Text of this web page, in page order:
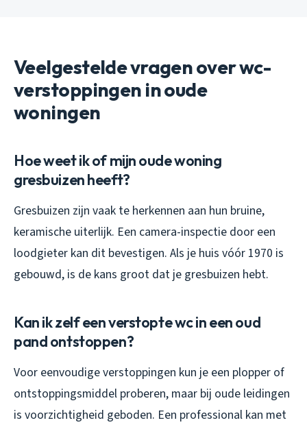
Veelgestelde vragen over wc-
verstoppingen in oude
woningen
Hoe weet ik of mijn oude woning
gresbuizen heeft?
Gresbuizen zijn vaak te herkennen aan hun bruine,
keramische uiterlijk. Een camera-inspectie door een
loodgieter kan dit bevestigen. Als je huis vóór 1970 is
gebouwd, is de kans groot dat je gresbuizen hebt.
Kan ik zelf een verstopte wc in een oud
pand ontstoppen?
Voor eenvoudige verstoppingen kun je een plopper of
ontstoppingsmiddel proberen, maar bij oude leidingen
is voorzichtigheid geboden. Een professional kan met